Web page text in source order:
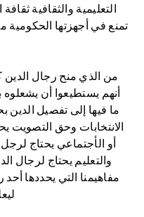
التعليمية والثقافية
تمنع في أجهزتها
من الذي منح رجال
أنهم يستطيعوا أن يشعلوه
ما فيها إلى تفصيل
الانتخابات وحق التصويت
أو الأجتماعي يحتاج
والتعليم يحتاج لرجال
مفاهيمنا التي يحددها